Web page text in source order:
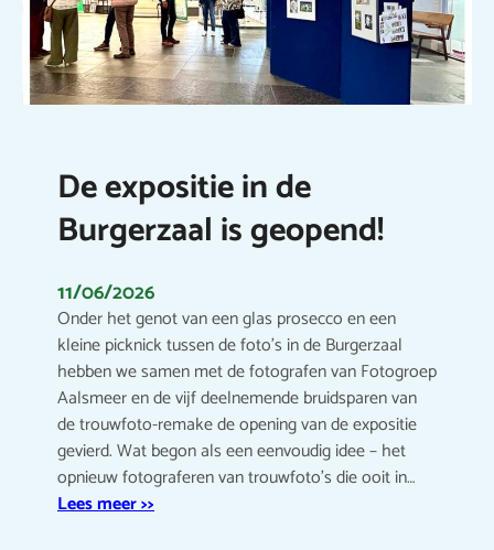
De expositie in de
Burgerzaal is geopend!
11/06/2026
Onder het genot van een glas prosecco en een
kleine picknick tussen de foto’s in de Burgerzaal
hebben we samen met de fotografen van Fotogroep
Aalsmeer en de vijf deelnemende bruidsparen van
de trouwfoto-remake de opening van de expositie
gevierd. Wat begon als een eenvoudig idee – het
opnieuw fotograferen van trouwfoto’s die ooit in…
Lees meer >>